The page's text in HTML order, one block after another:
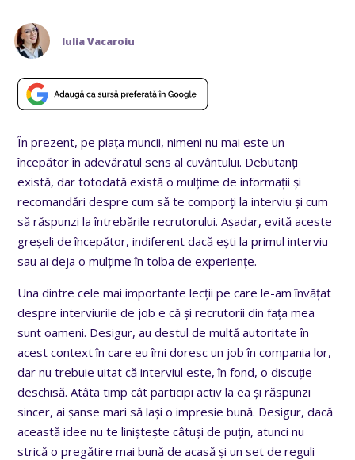
Iulia Vacaroiu
În prezent, pe piața muncii, nimeni nu mai este un
începător în adevăratul sens al cuvântului. Debutanți
există, dar totodată există o mulțime de informații și
recomandări despre cum să te comporți la interviu și cum
să răspunzi la întrebările recrutorului. Așadar, evită aceste
greșeli de începător, indiferent dacă ești la primul interviu
sau ai deja o mulțime în tolba de experiențe.
Una dintre cele mai importante lecții pe care le-am învățat
despre interviurile de job e că și recrutorii din fața mea
sunt oameni. Desigur, au destul de multă autoritate în
acest context în care eu îmi doresc un job în compania lor,
dar nu trebuie uitat că interviul este, în fond, o discuție
deschisă. Atâta timp cât participi activ la ea și răspunzi
sincer, ai șanse mari să lași o impresie bună. Desigur, dacă
această idee nu te liniștește câtuși de puțin, atunci nu
strică o pregătire mai bună de acasă și un set de reguli